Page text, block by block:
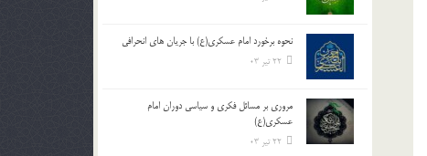
نحوه برخورد امام عسکری(ع) با جریان های انحرافی
22 تیر 03
مروری بر مسائل فکری و سیاسی دوران امام
عسکری(ع)
22 تیر 03